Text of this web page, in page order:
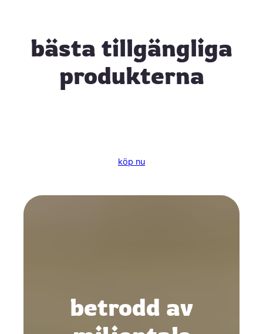
bästa tillgängliga
produkterna
köp nu
betrodd av